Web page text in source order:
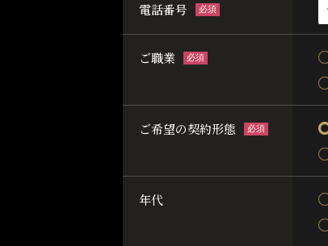
電話番号 必須
ご職業 必須
ご希望の契約形態 必須
年代